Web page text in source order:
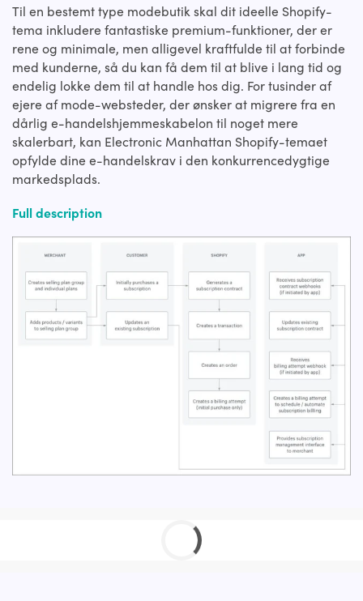
Til en bestemt type modebutik skal dit ideelle Shopify-
tema inkludere fantastiske premium-funktioner, der er
rene og minimale, men alligevel kraftfulde til at forbinde
med kunderne, så du kan få dem til at blive i lang tid og
endelig lokke dem til at handle hos dig. For tusinder af
ejere af mode-websteder, der ønsker at migrere fra en
dårlig e-handelshjemmeskabelon til noget mere
skalerbart, kan Electronic Manhattan Shopify-temaet
opfylde dine e-handelskrav i den konkurrencedygtige
markedsplads.
Full description